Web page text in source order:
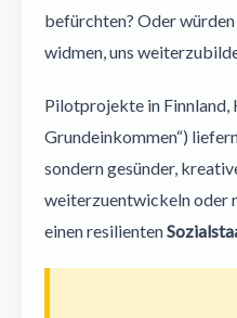
befürchten? Oder
widmen, uns
Pilotprojekte in Finnland,
Grundeinkommen“)
sondern gesünder,
weiterzuentwickeln oder
einen resilienten